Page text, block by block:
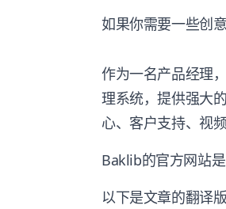
如果你需要一些创
作为一名产品经理
理系统，提供强大
心、客户支持、视
Baklib的官方网站
以下是文章的翻译版